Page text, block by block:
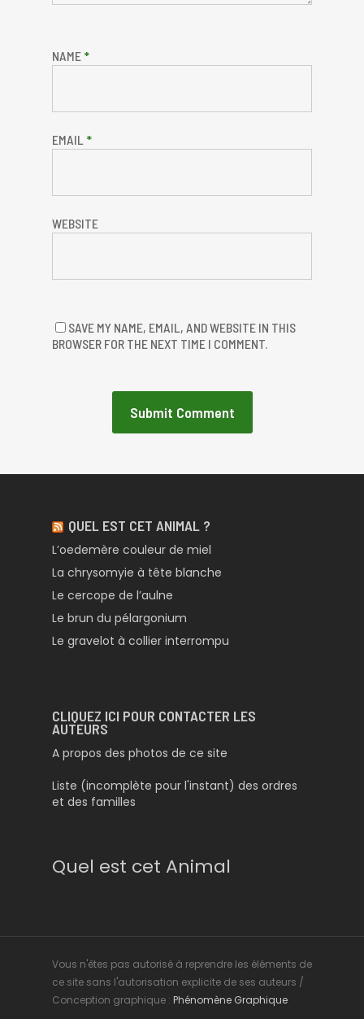
NAME *
EMAIL *
WEBSITE
SAVE MY NAME, EMAIL, AND WEBSITE IN THIS
BROWSER FOR THE NEXT TIME I COMMENT.
QUEL EST CET ANIMAL ?
L’oedemère couleur de miel
La chrysomyie à tête blanche
Le cercope de l’aulne
Le brun du pélargonium
Le gravelot à collier interrompu
CLIQUEZ ICI POUR CONTACTER LES
AUTEURS
A propos des photos de ce site
Liste (incomplète pour l'instant) des ordres
et des familles
Quel est cet Animal
Vous n'êtes pas autorisé à reprendre les éléments de
ce site sans l'autorisation explicite de ses auteurs /
Conception graphique : Phénomène Graphique